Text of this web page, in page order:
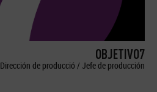
OBJETIVO7
Dirección de producció / Jefe de producción